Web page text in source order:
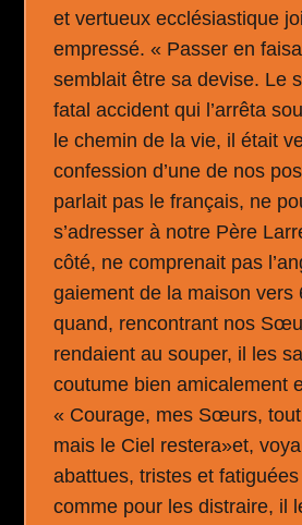
et vertueux ecclésiastique
empressé. « Passer en
semblait être sa devise. Le
fatal accident qui l’arrêta
le chemin de la vie, il était
confession d’une de nos
parlait pas le français, ne
s’adresser à notre Père
côté, ne comprenait pas
gaiement de la maison vers
quand, rencontrant nos
rendaient au souper, il les
coutume bien amicalement
« Courage, mes Sœurs,
mais le Ciel restera»et,
abattues, tristes et fatiguées
comme pour les distraire, il